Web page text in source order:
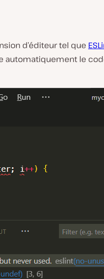
d’éditeur tel que
automatiquement le